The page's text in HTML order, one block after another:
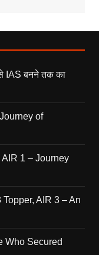
IAS बनने तक का
of
1 – Journey
AIR 3 – An
Who Secured